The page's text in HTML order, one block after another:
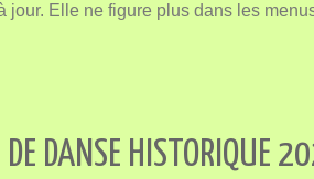
jour. Elle ne figure plus dans les
DE DANSE HISTORIQUE